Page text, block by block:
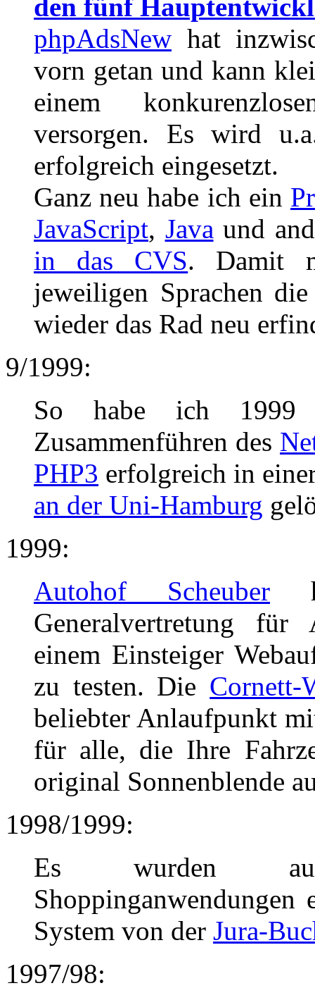
den fünf
phpAdsNew hat
vorn getan und kann
einem
versorgen. Es wird
erfolgreich eingesetzt.
Ganz neu habe ich ein
JavaScript, Java und
in das CVS. Damit
jeweiligen Sprachen
wieder das Rad neu
9/1999:
So habe ich 1999
Zusammenführen des
PHP3 erfolgreich in
an der Uni-Hamburg
1999:
Autohof Scheuber
Generalvertretung für
einem Einsteiger
zu testen. Die Cornett-
beliebter Anlaufpunkt
für alle, die Ihre
original Sonnenblende
1998/1999:
Es wurden
System von der Jura-
1997/98: